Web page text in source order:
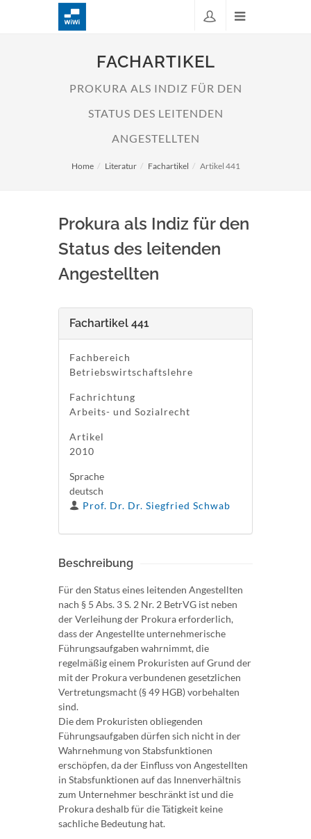
FACHARTIKEL
PROKURA ALS INDIZ FÜR DEN
STATUS DES LEITENDEN
ANGESTELLTEN
Home Literatur Fachartikel Artikel 441
Prokura als Indiz für den
Status des leitenden
Angestellten
Fachartikel 441
Fachbereich
Betriebswirtschaftslehre
Fachrichtung
Arbeits- und Sozialrecht
Artikel
2010
Sprache
deutsch
Prof. Dr. Dr. Siegfried Schwab
Beschreibung
Für den Status eines leitenden Angestellten
nach § 5 Abs. 3 S. 2 Nr. 2 BetrVG ist neben
der Verleihung der Prokura erforderlich,
dass der Angestellte unternehmerische
Führungsaufgaben wahrnimmt, die
regelmäßig einem Prokuristen auf Grund der
mit der Prokura verbundenen gesetzlichen
Vertretungsmacht (§ 49 HGB) vorbehalten
sind.
Die dem Prokuristen obliegenden
Führungsaufgaben dürfen sich nicht in der
Wahrnehmung von Stabsfunktionen
erschöpfen, da der Einfluss von Angestellten
in Stabsfunktionen auf das Innenverhältnis
zum Unternehmer beschränkt ist und die
Prokura deshalb für die Tätigkeit keine
sachliche Bedeutung hat.